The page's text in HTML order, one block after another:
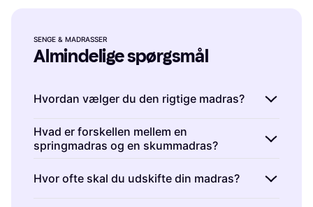
SENGE & MADRASSER
Almindelige spørgsmål
Hvordan vælger du den rigtige madras?
Senge & Madrasser er afgørende for din
søvnkvalitet. Overvej fasthed, materiale og
størrelse.Fasthed: Vælg en fasthed, der
støtter din sovestilling.Materiale: Skum, latex
eller fjedre har forskellige fordele.Størrelse:
Hvad er forskellen mellem en
springmadras og en skummadras?
behov. En springmadras har indvendige fjedre
for støtte og holdbarhed. En skummadras
Hvor ofte skal du udskifte din madras?